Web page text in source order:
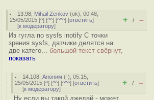
13.98 Mihail Zenkov (ok), 00:48,
25/05/2015 [^] [^^] [^^^] [ответить]
[к модератору]
+ / –
Из гугла по sysfs inotify С точки
зрения sysfs, датчики делятся на
две катего... большой текст свёрнут,
показать
14.108 ,Аноним (-), 05:15,
25/05/2015 [^] [^^] [^^^] [ответить]
[к модератору]
+ / –
Ну если вы такой джедай - может